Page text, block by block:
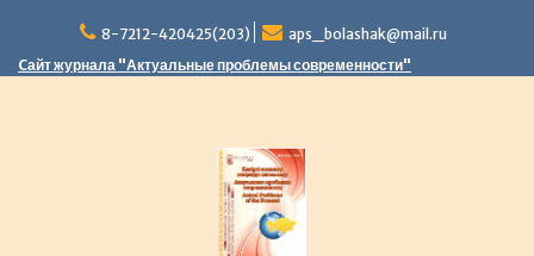
8-7212-420425(203)
aps_bolashak@mail.ru
Cайт журнала "Актуальные проблемы современности"